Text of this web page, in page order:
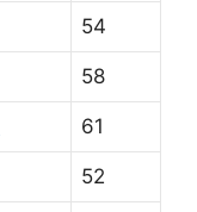
54
58
61
52